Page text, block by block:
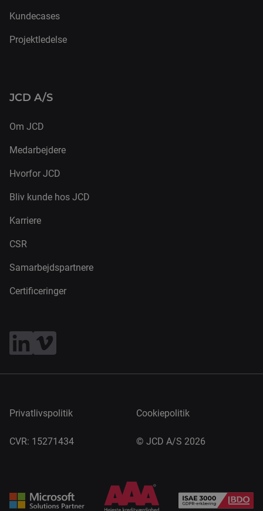
Kundecases
Projektledelse
JCD A/S
Om JCD
Medarbejdere
Hvorfor JCD
Bliv kunde hos JCD
Karriere
CSR
Samarbejdspartnere
Certificeringer
Privatlivspolitik Cookiepolitik
CVR: 15271434 © JCD A/S 2026